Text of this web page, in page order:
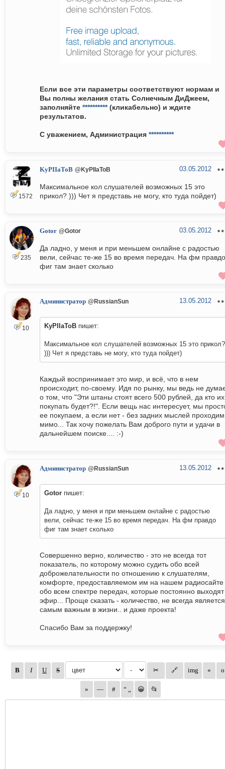
Если все эти параметры соответствуют нормам и
Вы полны желания стать Солнечным ДиДжеем,
заполняйте **********(кликабельно) и ждите
результатов.
С уважением, Администрация **********
1572
KyPIIaToB @KyPIIaToB 03.05.2012
Максимальное кол слушателей возможных 15 это
прикол? ))) Чет я представь не могу, кто туда пойдет)
235
Gotor @Gotor 03.05.2012
Да ладно, у меня и при меньшем онлайне с радостью
вели, сейчас те-же 15 во время передач. На фм правдо
фиг там знает сколько
10
Администратор @RussianSun 13.05.2012
KyPIIaToB пишет:
Максимальное кол слушателей возможных 15 это прикол?
))) Чет я представь не могу, кто туда пойдет)
Каждый воспринимает это мир, и всё, что в нем
происходит, по-своему. Идя по рынку, мы ведь не
о том, что "Эти штаны стоят всего 500 рублей, да кто их
покупать будет?!". Если вещь нас интересует, мы
ее покупаем, а если нет - без задних мыслей проходим
мимо... Так хочу пожелать Вам доброго пути и удачи в
дальнейшем поиске.... :-)
10
Администратор @RussianSun 13.05.2012
Gotor пишет:
Да ладно, у меня и при меньшем онлайне с радостью
вели, сейчас те-же 15 во время передач. На фм правдо
фиг там знает сколько
Совершенно верно, количество - это не всегда тот
показатель, по которому можно судить обо всей
доброжелательности по отношению к слушателям,
комфорте, предоставляемом им на нашем радиосайте
обо всем спектре передач, которые постоянно выходят
эфир... Проще сказать - количество, не всегда является
самым важным в жизни.. и даже проекта!
Спасибо Вам за поддержку!